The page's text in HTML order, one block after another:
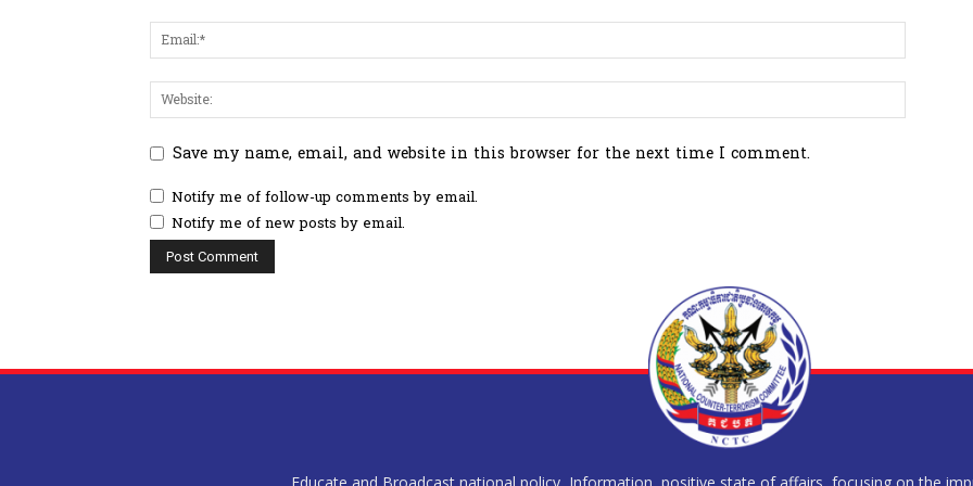
Save my name, email, and website in this browser for the next time I comment.
Notify me of follow-up comments by email.
Notify me of new posts by email.